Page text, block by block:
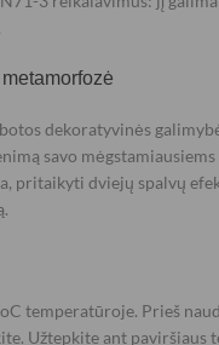
dekoratyvinės
savo
pritaikyti dviejų spalvų
temperatūroje. Prieš
Užtepkite ant paviršiaus